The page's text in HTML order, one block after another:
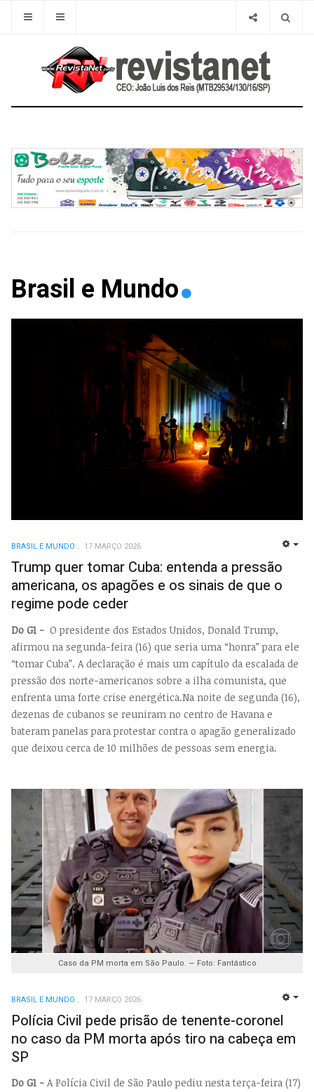
Brasil e Mundo
BRASIL E MUNDO 17 MARÇO 2026
Trump quer tomar Cuba: entenda a pressão
americana, os apagões e os sinais de que o
regime pode ceder
Do G1 - O presidente dos Estados Unidos, Donald Trump,
afirmou na segunda-feira (16) que seria uma “honra” para ele
“tomar Cuba”. A declaração é mais um capítulo da escalada de
pressão dos norte-americanos sobre a ilha comunista, que
enfrenta uma forte crise energética.Na noite de segunda (16),
dezenas de cubanos se reuniram no centro de Havana e
bateram panelas para protestar contra o apagão generalizado
que deixou cerca de 10 milhões de pessoas sem energia.
Caso da PM morta em São Paulo. — Foto: Fantástico
BRASIL E MUNDO 17 MARÇO 2026
Polícia Civil pede prisão de tenente-coronel
no caso da PM morta após tiro na cabeça em
SP
Do G1 - A Polícia Civil de São Paulo pediu nesta terça-feira (17)